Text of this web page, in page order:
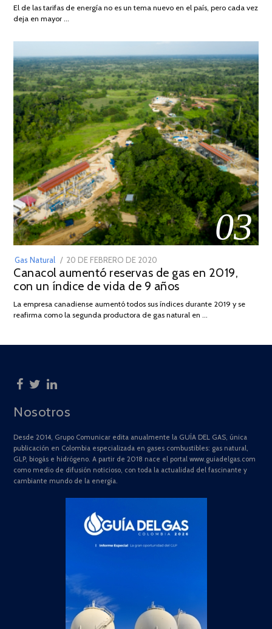
DE
El de las tarifas de energía no es un tema nuevo en el país, pero cada vez
deja en mayor …
03
Gas Natural
POSTED
ON
20 DE FEBRERO DE 2020
DE
JULIO
2025
Canacol aumentó reservas de gas en 2019,
con un índice de vida de 9 años
La empresa canadiense aumentó todos sus índices durante 2019 y se
reafirma como la segunda productora de gas natural en …
Nosotros
Desde 2014, Grupo Comunicar edita anualmente la GUÍA DEL GAS, única
publicación en Colombia especializada en gases combustibles: gas natural,
GLP, biogás e hidrógeno. A partir de 2018 nace el portal www.guiadelgas.com
como medio de difusión noticioso, con toda la actualidad del fascinante y
cambiante mundo de la energía.